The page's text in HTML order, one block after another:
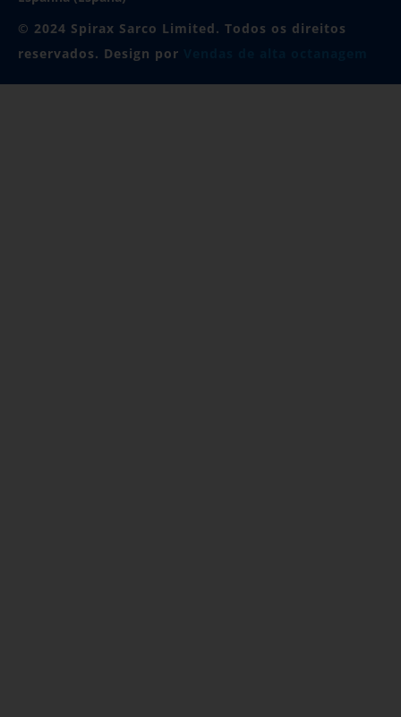
© 2024 Spirax Sarco Limited. Todos os direitos
reservados. Design por